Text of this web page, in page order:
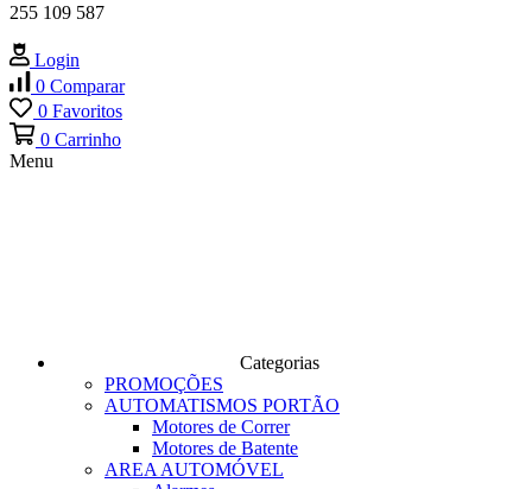
255 109 587
Login
0 Comparar
0 Favoritos
0 Carrinho
Menu
Categorias
PROMOÇÕES
AUTOMATISMOS PORTÃO
Motores de Correr
Motores de Batente
AREA AUTOMÓVEL